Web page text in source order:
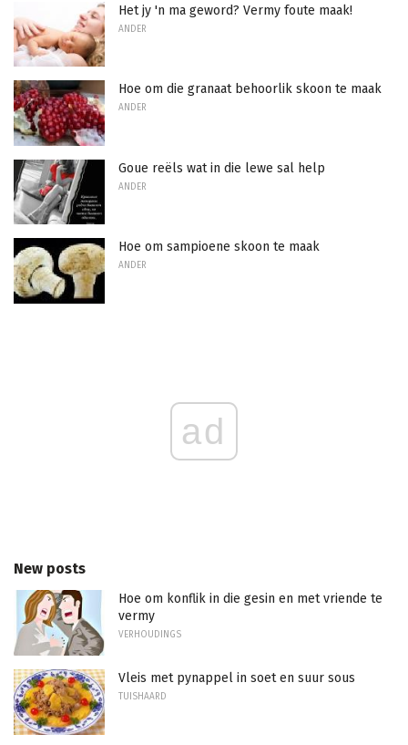
Het jy 'n ma geword? Vermy foute maak!
ANDER
Hoe om die granaat behoorlik skoon te maak
ANDER
Goue reëls wat in die lewe sal help
ANDER
Hoe om sampioene skoon te maak
ANDER
ad
New posts
Hoe om konflik in die gesin en met vriende te
vermy
VERHOUDINGS
Vleis met pynappel in soet en suur sous
TUISHAARD